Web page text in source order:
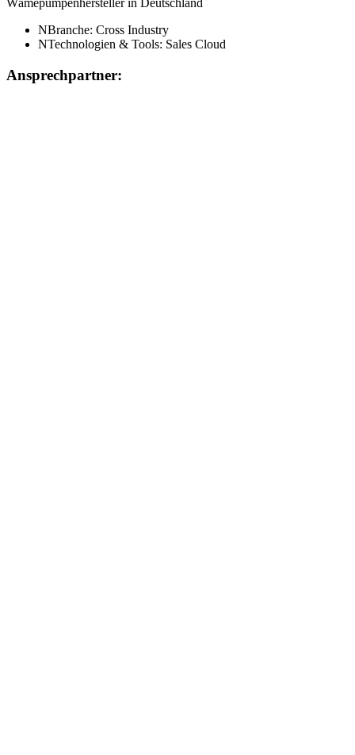
Wämepumpenhersteller in Deutschland
NBranche: Cross Industry
NTechnologien & Tools: Sales Cloud
Ansprechpartner: